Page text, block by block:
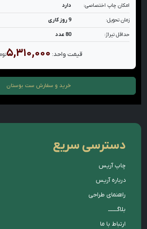
امکان چاپ اختصاصی: دارد
زمان تحویل: 9 روز کاری
حداقل تیراژ: 80 عدد
قیمت واحد: ۵,۳۱۰,۰۰۰
خرید و سفارش ست بوستان
دسترسی سریع
چاپ آریس
درباره آریس
راهنمای طراحی
بلاگــــــ
ارتباط با ما